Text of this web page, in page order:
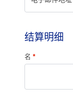
结算明细
名 *